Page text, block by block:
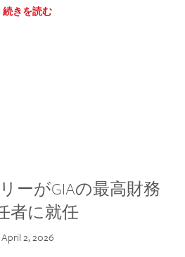
続きを読む
ーがGIAの最高財務
者に就任
April 2, 2026